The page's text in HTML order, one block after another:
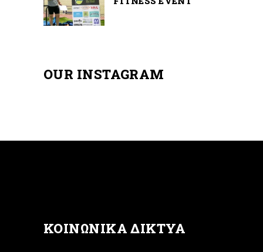
OUR INSTAGRAM
ΚΟΙΝΩΝΙΚΆ ΔΊΚΤΥΑ